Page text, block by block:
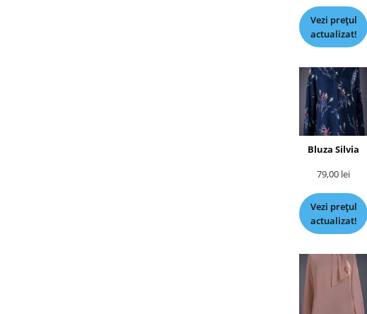
Vezi prețul
actualizat!
Bluza Silvia
79,00 lei
Vezi prețul
actualizat!